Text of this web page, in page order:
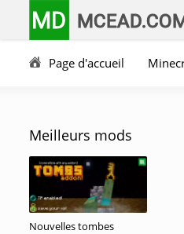
MD
Page d'accueil
Meilleurs mods
Nouvelles tombes